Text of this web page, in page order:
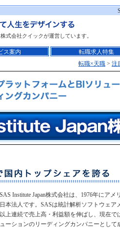
株式会社クイックが運営しています。
ス案内 転職求人特集
転職×天職 > 注
SAS Institute Japan株式会社は、1976年にア
日本法人です。SASは統計解析ソフトウェ
以上連続で売上高・利益額を伸ばし、現在
ューションのリーディングカンパニーとし